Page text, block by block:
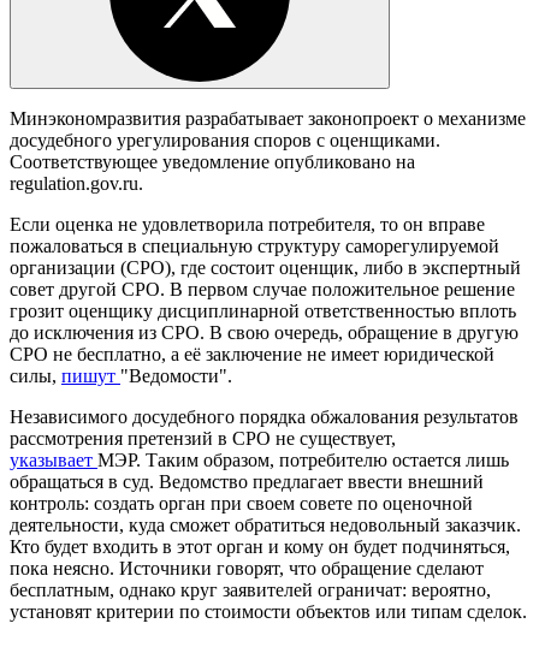
Минэкономразвития разрабатывает законопроект о механизме
досудебного урегулирования споров с оценщиками.
Соответствующее уведомление опубликовано на
regulation.gov.ru.
Если оценка не удовлетворила потребителя, то он вправе
пожаловаться в специальную структуру саморегулируемой
организации (СРО), где состоит оценщик, либо в экспертный
совет другой СРО. В первом случае положительное решение
грозит оценщику дисциплинарной ответственностью вплоть
до исключения из СРО. В свою очередь, обращение в другую
СРО не бесплатно, а её заключение не имеет юридической
силы, пишут "Ведомости".
Независимого досудебного порядка обжалования результатов
рассмотрения претензий в СРО не существует,
указывает МЭР. Таким образом, потребителю остается лишь
обращаться в суд. Ведомство предлагает ввести внешний
контроль: создать орган при своем совете по оценочной
деятельности, куда сможет обратиться недовольный заказчик.
Кто будет входить в этот орган и кому он будет подчиняться,
пока неясно. Источники говорят, что обращение сделают
бесплатным, однако круг заявителей ограничат: вероятно,
установят критерии по стоимости объектов или типам сделок.